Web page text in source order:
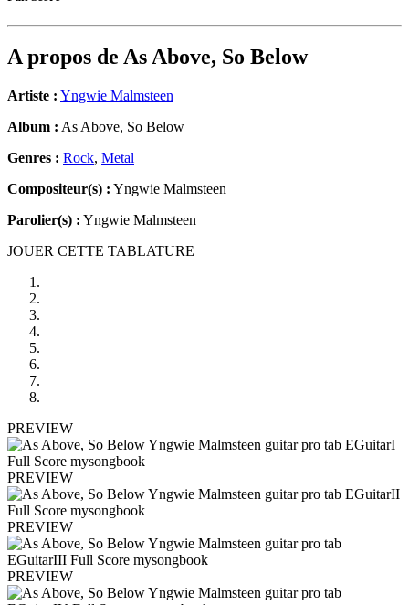
A propos de As Above, So Below
Artiste : Yngwie Malmsteen
Album : As Above, So Below
Genres : Rock, Metal
Compositeur(s) : Yngwie Malmsteen
Parolier(s) : Yngwie Malmsteen
JOUER CETTE TABLATURE
PREVIEW
PREVIEW
PREVIEW
PREVIEW